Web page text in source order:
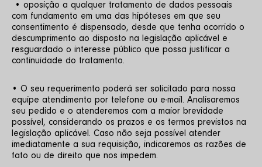
• oposição a qualquer tratamento de dados pessoais
com fundamento em uma das hipóteses em que seu
consentimento é dispensado, desde que tenha ocorrido o
descumprimento ao disposto na legislação aplicável e
resguardado o interesse público que possa justificar a
continuidade do tratamento.
• O seu requerimento poderá ser solicitado para nossa
equipe atendimento por telefone ou e-mail. Analisaremos
seu pedido e o atenderemos com a maior brevidade
possível, considerando os prazos e os termos previstos na
legislação aplicável. Caso não seja possível atender
imediatamente a sua requisição, indicaremos as razões de
fato ou de direito que nos impedem.